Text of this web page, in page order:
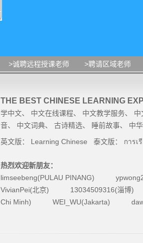
>诚聘远程授课老师 >聘请区域老师
THE BEST CHINESE LEARNING
学中文、 中文在线课程、 中文教学服务、 中
音、 中文词典、 古诗精选、 睡前故事、 中
英文版： Learning Chinese 泰文版： การเ
热烈欢迎新朋友：
limseebeng(PULAU PINANG)
VivianPei(北京)
13034509316(淄博)
Chi Minh)
WEI_WU(Jakarta)